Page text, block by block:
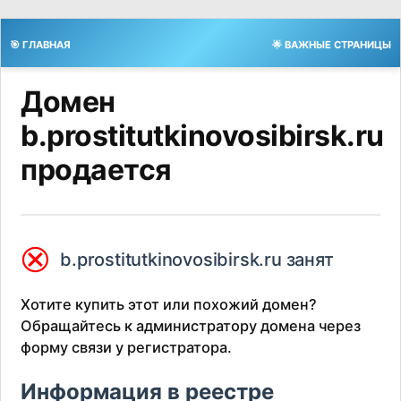
🎯 ГЛАВНАЯ 🌟 ВАЖНЫЕ СТРАНИЦЫ
Домен
b.prostitutkinovosibirsk.ru
продается
⮿ b.prostitutkinovosibirsk.ru занят
Хотите купить этот или похожий домен?
Обращайтесь к администратору домена через
форму связи у регистратора.
Информация в реестре